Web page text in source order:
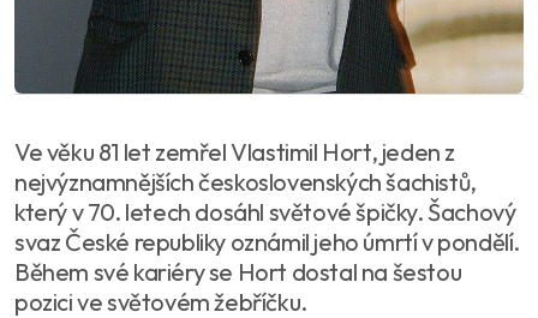
Ve věku 81 let zemřel Vlastimil Hort, jeden z
nejvýznamnějších československých šachistů,
který v 70. letech dosáhl světové špičky. Šachový
svaz České republiky oznámil jeho úmrtí v pondělí.
Během své kariéry se Hort dostal na šestou
pozici ve světovém žebříčku.